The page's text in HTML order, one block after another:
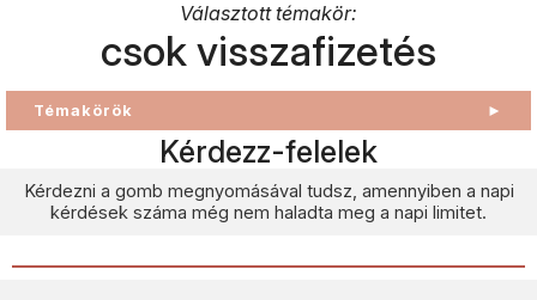
Választott témakör:
csok visszafizetés
Témakörök ►
Kérdezz-felelek
Kérdezni a gomb megnyomásával tudsz, amennyiben a napi
kérdések száma még nem haladta meg a napi limitet.